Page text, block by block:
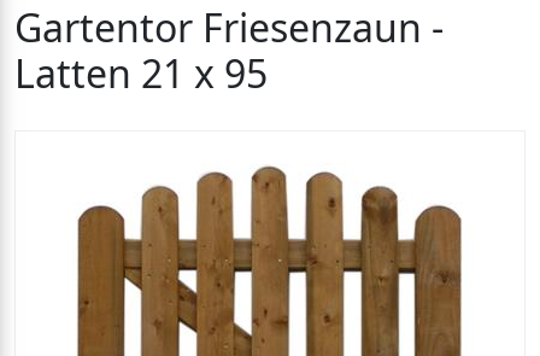
Gartentor Friesenzaun -
Latten 21 x 95